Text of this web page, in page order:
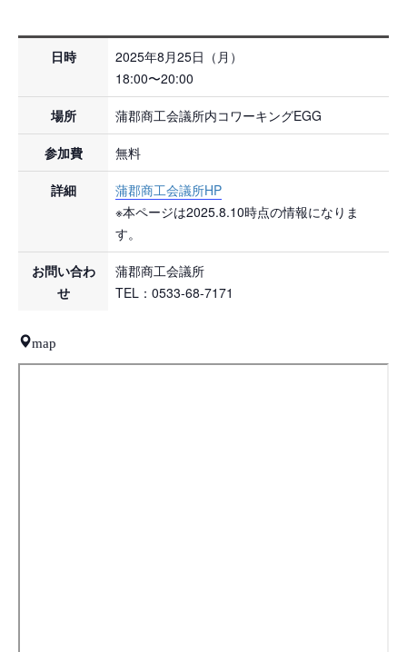
日時
2025年8月25日（月）
18:00〜20:00
場所 蒲郡商工会議所内コワーキングEGG
参加費 無料
詳細
蒲郡商工会議所HP
※本ページは2025.8.10時点の情報になりま
す。
お問い合わ
せ
蒲郡商工会議所
TEL：0533-68-7171
map